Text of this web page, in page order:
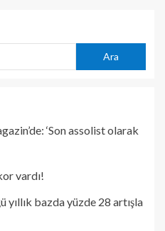
Ara
‘Son assolist olarak
vardı!
yıllık bazda yüzde 28 artışla